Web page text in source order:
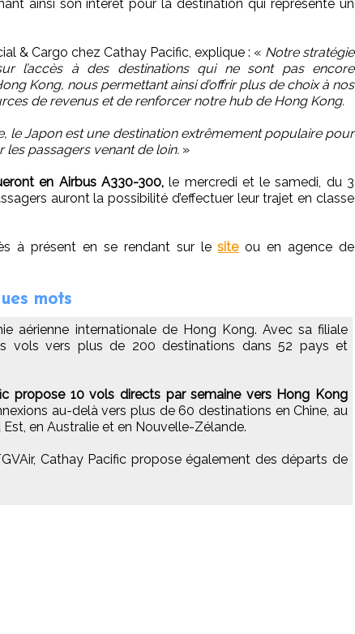
ainsi son intérêt pour la destination qui représente un
& Cargo chez Cathay Pacific, explique : « Notre stratégie
sur l’accès à des destinations qui ne sont pas encore
Kong, nous permettant ainsi d’offrir plus de choix à nos
de revenus et de renforcer notre hub de Hong Kong.
le Japon est une destination extrêmement populaire pour
passagers venant de loin. »
en Airbus A330-300,le mercredi et le samedi, du 3
auront la possibilité d’effectuer leur trajet en classe
à présent en se rendant sur lesiteou en agence de
mots
aérienne internationale de Hong Kong. Avec sa filiale
vols vers plus de 200 destinations dans 52 pays et
propose 10 vols directs par semaine vers Hong Kong
au-delà vers plus de 60 destinations en Chine, au
Est, en Australie et en Nouvelle-Zélande.
Cathay Pacific propose également des départs de